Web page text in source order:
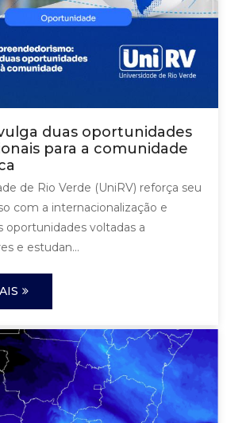
duas oportunidades
para a comunidade
de Rio Verde (UniRV) reforça seu
com a internacionalização e
oportunidades voltadas a
e estudan...